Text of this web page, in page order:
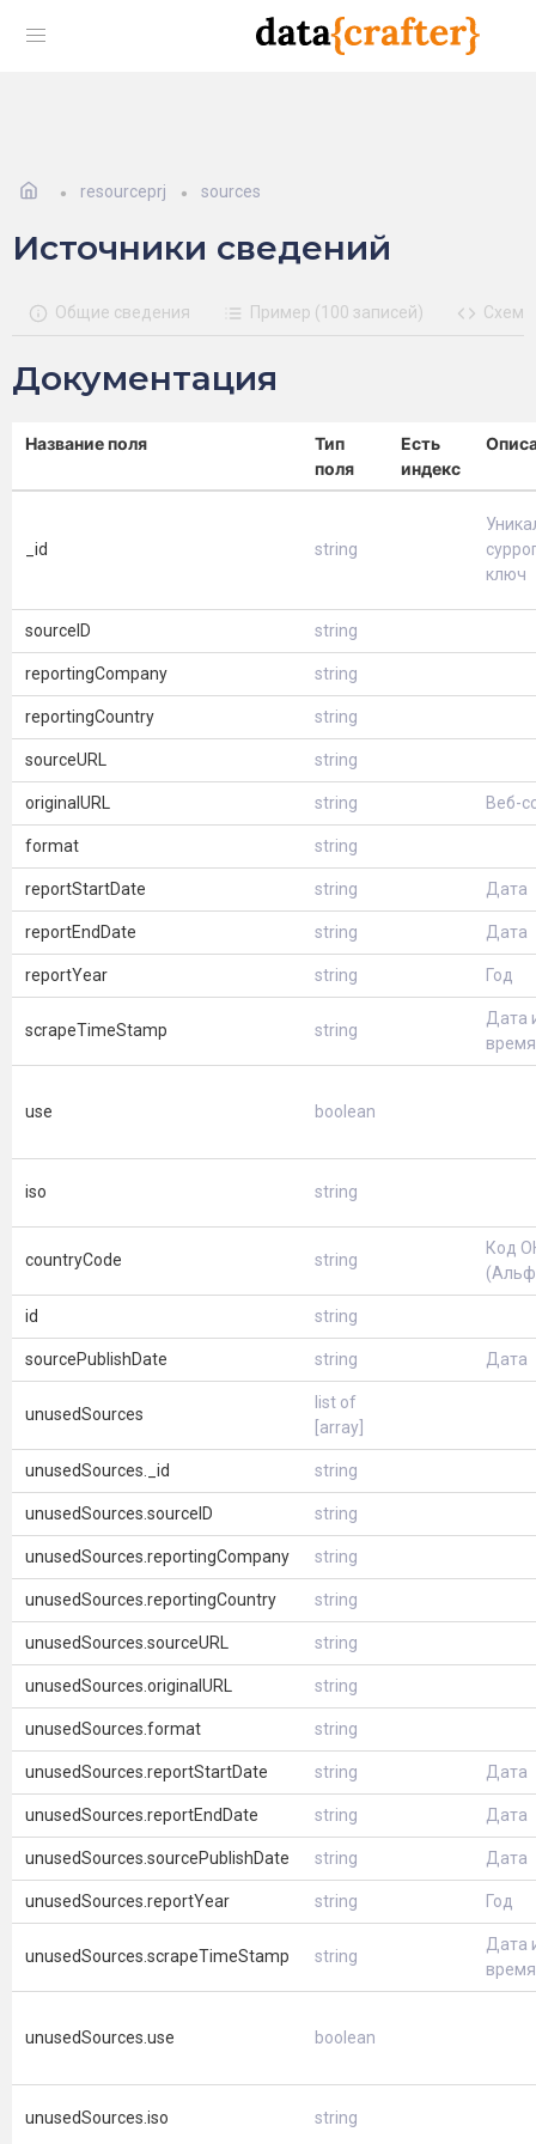
resourceprj sources
Источники сведений
Общие сведения Пример (100 записей) Схема
Документация
Название поля
Тип
поля
Есть
индекс
_id string
ключ
sourceID string
reportingCompany string
reportingCountry string
sourceURL string
originalURL string Веб-
format string
reportStartDate string Дата
reportEndDate string Дата
reportYear string Год
scrapeTimeStamp string
Дата
время
use boolean
iso string
countryCode string
Код
id string
sourcePublishDate string Дата
unusedSources
list of
[array]
unusedSources._id string
unusedSources.sourceID string
unusedSources.reportingCompany string
unusedSources.reportingCountry string
unusedSources.sourceURL string
unusedSources.originalURL string
unusedSources.format string
unusedSources.reportStartDate string Дата
unusedSources.reportEndDate string Дата
unusedSources.sourcePublishDate string Дата
unusedSources.reportYear string Год
unusedSources.scrapeTimeStamp string
Дата
время
unusedSources.use boolean
unusedSources.iso string